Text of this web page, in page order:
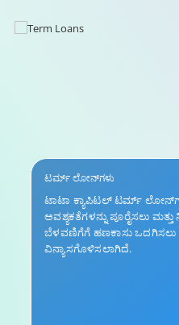
ಟರ್ಮ್ ಲೋನ್‌ಗಳು
ಟಾಟಾ ಕ್ಯಾಪಿಟಲ್ ಟರ್ಮ್
ಅವಶ್ಯಕತೆಗಳನ್ನು ಪೂರೈಸಲು
ಬೆಳವಣಿಗೆಗೆ ಹಣಕಾಸು
ವಿನ್ಯಾಸಗೊಳಿಸಲಾಗಿದೆ.